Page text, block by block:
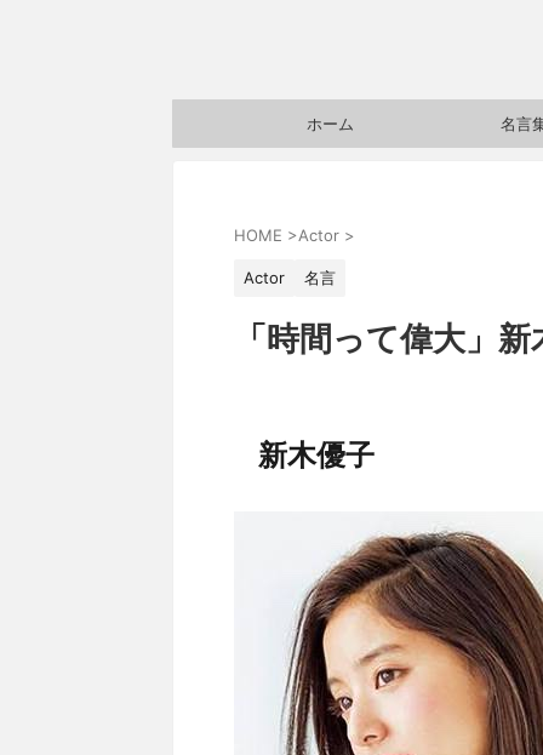
ホーム 名言
HOME >Actor >
Actor 名言
「時間って偉大」
新木優子